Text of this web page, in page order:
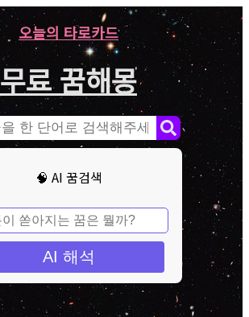
오늘의 타로카드
무료 꿈해몽
🧠 AI 꿈검색
AI 해석